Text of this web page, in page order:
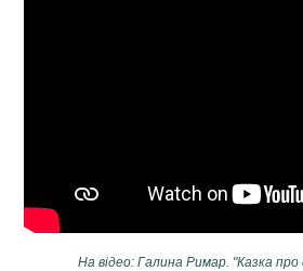
На відео: Галина Римар. "Казка про